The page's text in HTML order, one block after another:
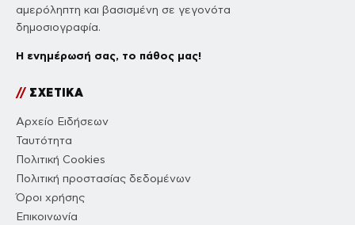
αμερόληπτη και βασισμένη σε γεγονότα
δημοσιογραφία.
Η ενημέρωσή σας, το πάθος μας!
//ΣΧΕΤΙΚΑ
Αρχείο Ειδήσεων
Ταυτότητα
Πολιτική Cookies
Πολιτική προστασίας δεδομένων
Όροι χρήσης
Επικοινωνία